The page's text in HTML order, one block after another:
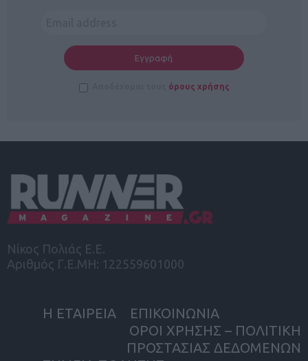
όρους χρήσης
Νίκος Πολιάς Ε.Ε.
Αριθμός Γ.Ε.ΜΗ: 122559601000
Η ΕΤΑΙΡΕΙΑ
ΕΠΙΚΟΙΝΩΝΙΑ
ΟΡΟΙ ΧΡΗΣΗΣ – ΠΟΛΙΤΙΚΗ
ΠΡΟΣΤΑΣΙΑΣ ΔΕΔΟΜΕΝΩΝ